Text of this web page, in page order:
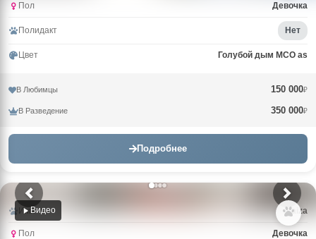
Пол Девочка
Полидакт Нет
Цвет Голубой дым MCO as
В Любимцы 150 000₽
В Разведение 350 000₽
Подробнее
Видео
Имя Laiza
Пол Девочка